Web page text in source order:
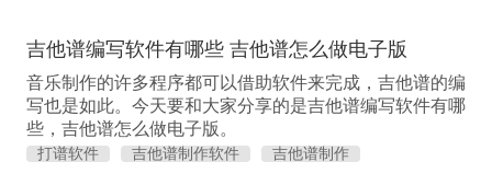
吉他谱编写软件有哪些 吉他谱怎么做电子版
音乐制作的许多程序都可以借助软件来完成，吉他谱的编
写也是如此。今天要和大家分享的是吉他谱编写软件有哪
些，吉他谱怎么做电子版。
打谱软件 吉他谱制作软件 吉他谱制作